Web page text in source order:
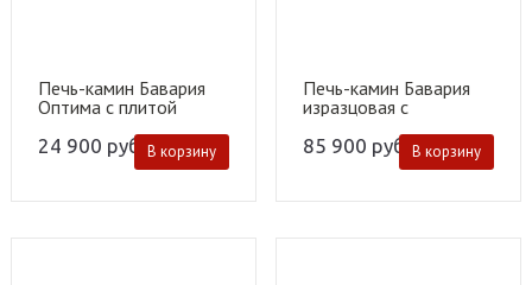
Печь-камин Бавария
Оптима с плитой
24 900 руб. В корзину
Печь-камин Бавария
изразцовая с
крышкой "Арка"
песочная
85 900 руб. В корзину